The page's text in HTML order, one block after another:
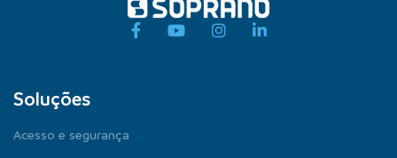
Soluções
Acesso e segurança